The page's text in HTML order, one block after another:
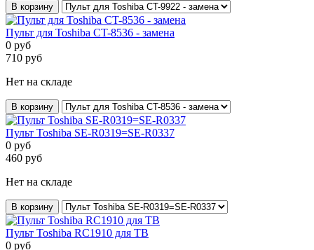
В корзину
Пульт для Toshiba CT-8536 - замена
0 руб
710 руб
Нет на складе
В корзину
Пульт Toshiba SE-R0319=SE-R0337
0 руб
460 руб
Нет на складе
В корзину
Пульт Toshiba RC1910 для ТВ
0 руб